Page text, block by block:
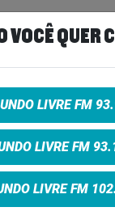
EL MAL
O ROCK #6
VOCÊ QUER
LIVRE FM
LIVRE FM
LIVRE FM